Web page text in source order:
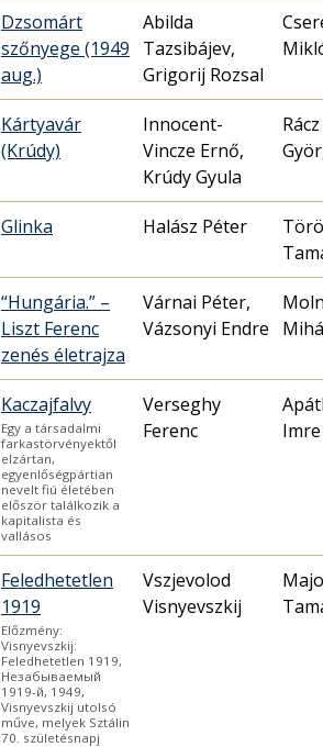
Dzsomárt
szőnyege (1949
aug.)
Abilda
Tazsibájev,
Grigorij Rozsal
Kártyavár
(Krúdy)
Innocent-
Vincze Ernő,
Krúdy Gyula
Rácz
Glinka Halász Péter
“Hungária.” –
Liszt Ferenc
zenés életrajza
Várnai Péter,
Vázsonyi Endre
Kaczajfalvy
Egy a társadalmi
farkastörvényektől
elzártan,
egyenlőségpártian
nevelt fiú életében
először találkozik a
kapitalista és
vallásos
Verseghy
Ferenc
Imre
Feledhetetlen
1919
Előzmény:
Visnyevszkij:
Feledhetetlen 1919,
Незабываемый
1919-й, 1949,
Visnyevszkij utolsó
műve, melyek Sztálin
70. születésnapj
Vszjevolod
Visnyevszkij